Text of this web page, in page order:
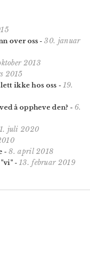
over oss -30. januar
2013
2015
ikke hos oss - 19.
å oppheve den? - 6.
juli 2020
-8. april 2018
"vi" - 13. februar 2019